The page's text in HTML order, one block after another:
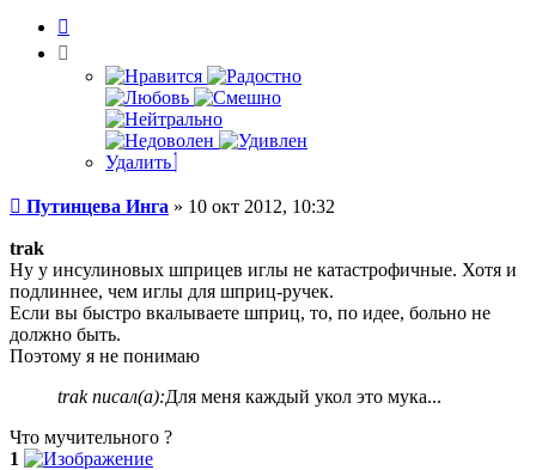
Удалить
Сообщение
Путинцева Инга » 10 окт 2012, 10:32
trak
Ну у инсулиновых шприцев иглы не катастрофичные. Хотя и
подлиннее, чем иглы для шприц-ручек.
Если вы быстро вкалываете шприц, то, по идее, больно не
должно быть.
Поэтому я не понимаю
trak писал(а):Для меня каждый укол это мука...
Что мучительного ?
1